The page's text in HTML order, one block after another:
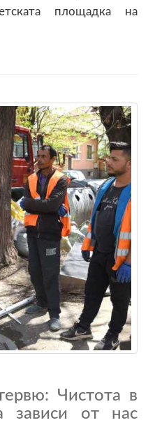
площадка на
Чистота в
зависи от нас